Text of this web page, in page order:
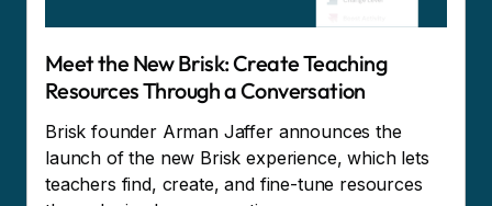
Meet the New Brisk: Create Teaching
Resources Through a Conversation
Brisk founder Arman Jaffer announces the
launch of the new Brisk experience, which lets
teachers find, create, and fine-tune resources